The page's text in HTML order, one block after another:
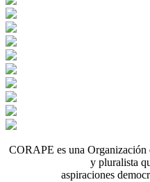
CORAPE es una Organización
y pluralista
aspiraciones